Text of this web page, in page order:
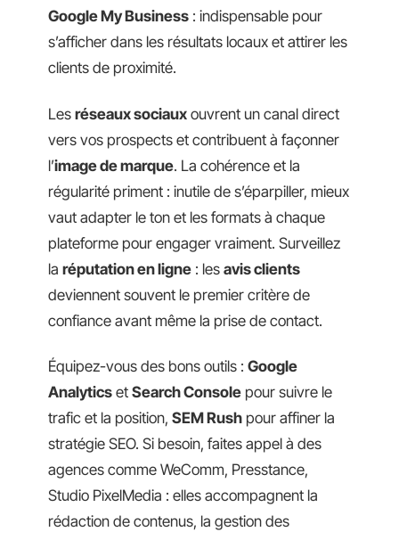
Google My Business : indispensable pour
s’afficher dans les résultats locaux et attirer les
clients de proximité.
Les réseaux sociaux ouvrent un canal direct
vers vos prospects et contribuent à façonner
l’image de marque. La cohérence et la
régularité priment : inutile de s’éparpiller, mieux
vaut adapter le ton et les formats à chaque
plateforme pour engager vraiment. Surveillez
la réputation en ligne : les avis clients
deviennent souvent le premier critère de
confiance avant même la prise de contact.
Équipez-vous des bons outils : Google
Analytics et Search Console pour suivre le
trafic et la position, SEM Rush pour affiner la
stratégie SEO. Si besoin, faites appel à des
agences comme WeComm, Presstance,
Studio PixelMedia : elles accompagnent la
rédaction de contenus, la gestion des